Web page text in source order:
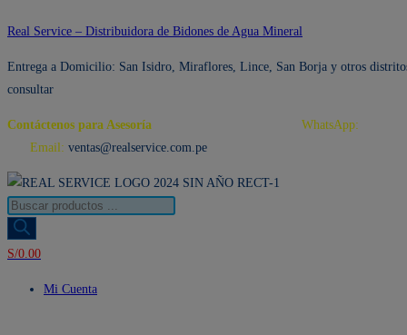
Ir
contenido
Real Service – Distribuidora de Bidones de Agua Mineral
Entrega a Domicilio: San Isidro, Miraflores, Lince, San Borja y otros
consultar
Contáctenos para Asesoría WhatsApp:
Email: ventas@realservice.com.pe
Búsqueda
de
productos
S/0.00
Mi Cuenta